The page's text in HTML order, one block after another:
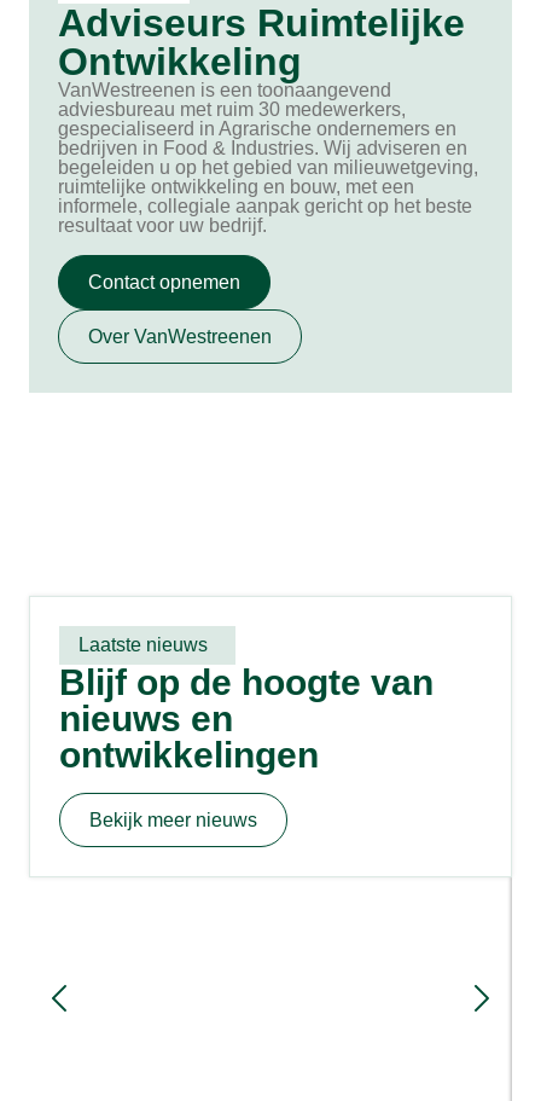
Adviseurs Ruimtelijke
Ontwikkeling
VanWestreenen is een toonaangevend
adviesbureau met ruim 30 medewerkers,
gespecialiseerd in Agrarische ondernemers en
bedrijven in Food & Industries. Wij adviseren en
begeleiden u op het gebied van milieuwetgeving,
ruimtelijke ontwikkeling en bouw, met een
informele, collegiale aanpak gericht op het beste
resultaat voor uw bedrijf.
Contact opnemen
Over VanWestreenen
Laatste nieuws
Blijf op de hoogte van
nieuws en
ontwikkelingen
Bekijk meer nieuws